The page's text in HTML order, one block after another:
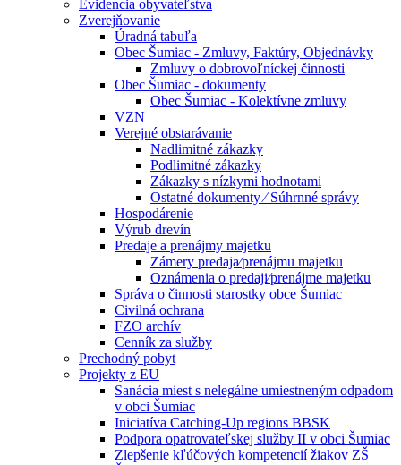
Evidencia obyvateľstva
Zverejňovanie
Úradná tabuľa
Obec Šumiac - Zmluvy, Faktúry, Objednávky
Zmluvy o dobrovoľníckej činnosti
Obec Šumiac - dokumenty
Obec Šumiac - Kolektívne zmluvy
VZN
Verejné obstarávanie
Nadlimitné zákazky
Podlimitné zákazky
Zákazky s nízkymi hodnotami
Ostatné dokumenty ⁄ Súhrnné správy
Hospodárenie
Výrub drevín
Predaje a prenájmy majetku
Zámery predaja⁄prenájmu majetku
Oznámenia o predaji⁄prenájme majetku
Správa o činnosti starostky obce Šumiac
Civilná ochrana
FZO archív
Cenník za služby
Prechodný pobyt
Projekty z EU
Sanácia miest s nelegálne umiestneným odpadom
v obci Šumiac
Iniciatíva Catching-Up regions BBSK
Podpora opatrovateľskej služby II v obci Šumiac
Zlepšenie kľúčových kompetencií žiakov ZŠ